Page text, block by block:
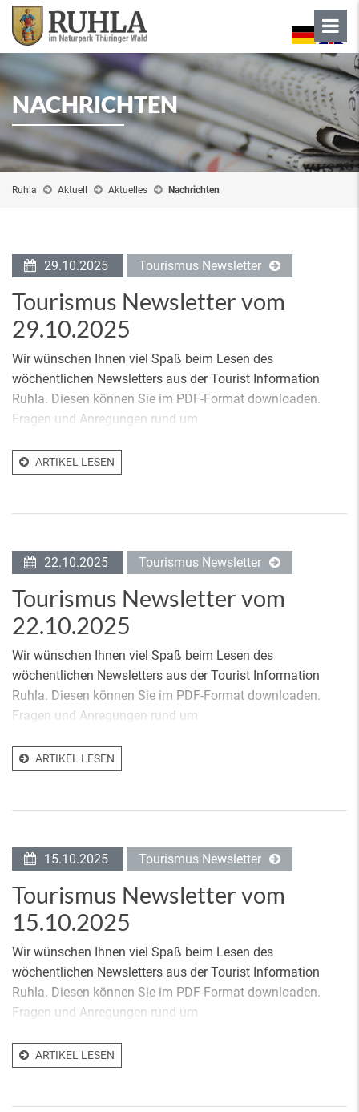
NACHRICHTEN
Ruhla Aktuell Aktuelles Nachrichten
29.10.2025 Tourismus Newsletter
Tourismus Newsletter vom
29.10.2025
Wir wünschen Ihnen viel Spaß beim Lesen des
wöchentlichen Newsletters aus der Tourist Information
Ruhla. Diesen können Sie im PDF-Format downloaden.
Fragen und Anregungen rund um
ARTIKEL LESEN
22.10.2025 Tourismus Newsletter
Tourismus Newsletter vom
22.10.2025
Wir wünschen Ihnen viel Spaß beim Lesen des
wöchentlichen Newsletters aus der Tourist Information
Ruhla. Diesen können Sie im PDF-Format downloaden.
Fragen und Anregungen rund um
ARTIKEL LESEN
15.10.2025 Tourismus Newsletter
Tourismus Newsletter vom
15.10.2025
Wir wünschen Ihnen viel Spaß beim Lesen des
wöchentlichen Newsletters aus der Tourist Information
Ruhla. Diesen können Sie im PDF-Format downloaden.
Fragen und Anregungen rund um
ARTIKEL LESEN